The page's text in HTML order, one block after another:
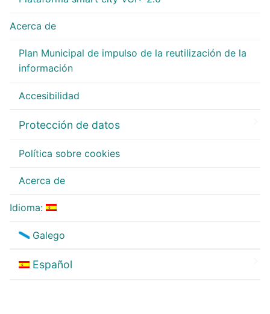
Acerca de
Plan Municipal de impulso de la reutilización de la
información
Accesibilidad
Protección de datos
Política sobre cookies
Acerca de
Idioma:
Galego
Español